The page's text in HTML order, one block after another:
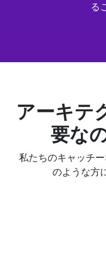
る
アーキテ
要な
私たちのキャッチ
のような方